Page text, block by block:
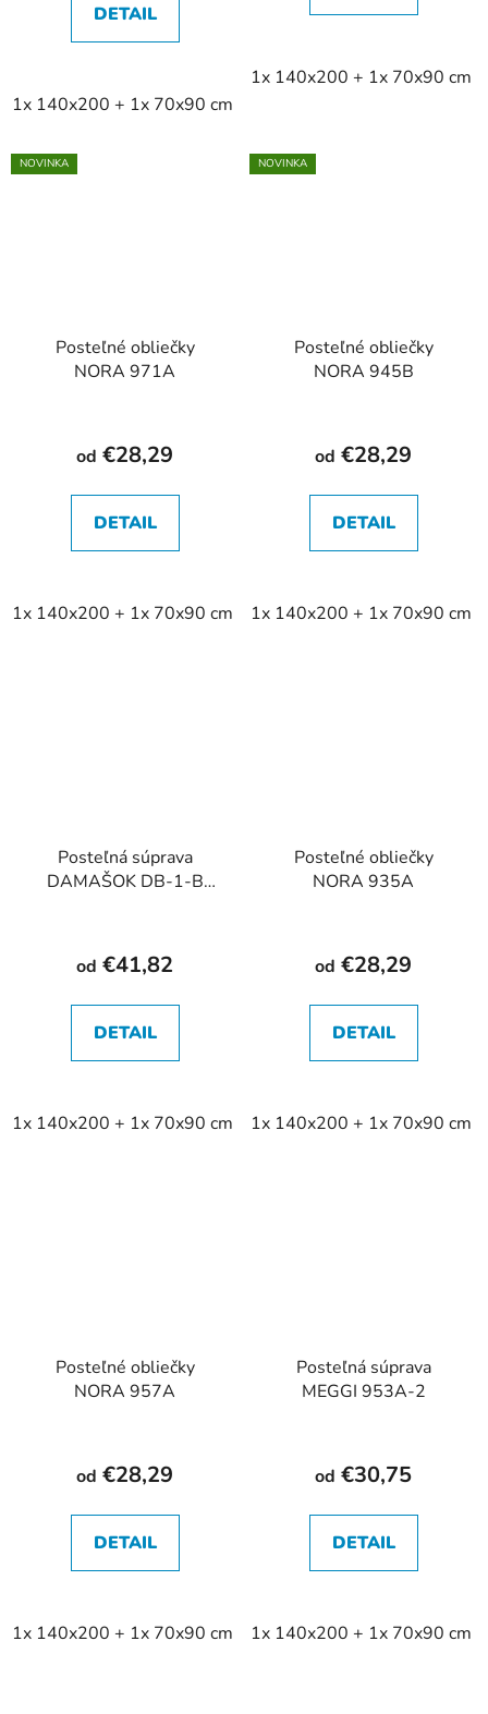
DETAIL
1x 140x200 + 1x 70x90 cm
1x 140x200 + 1x 70x90 cm
NOVINKA
Posteľné obliečky
NORA 971A
od €28,29
DETAIL
1x 140x200 + 1x 70x90 cm 2x 140x200 + 2x 70x90 cm
NOVINKA
Posteľné obliečky
NORA 945B
od €28,29
DETAIL
1x 140x200 + 1x 70x90 cm
Posteľná súprava
DAMAŠOK DB-1-B
od €41,82
DETAIL
1x 140x200 + 1x 70x90 cm 2x 140x200 + 2x 70x90 cm
Posteľné obliečky
NORA 935A
od €28,29
DETAIL
1x 140x200 + 1x 70x90 cm
Posteľné obliečky
NORA 957A
od €28,29
DETAIL
1x 140x200 + 1x 70x90 cm 2x 140x200 + 2x 70x90 cm
Posteľná súprava
MEGGI 953A-2
od €30,75
DETAIL
1x 140x200 + 1x 70x90 cm